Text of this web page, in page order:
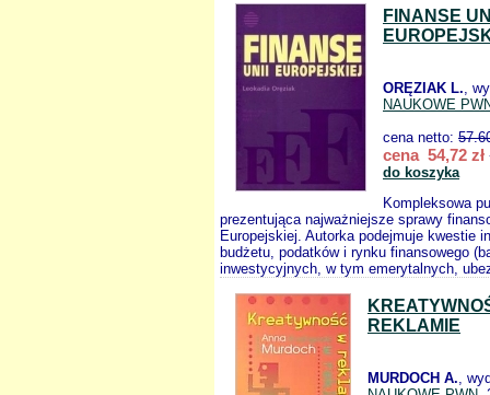
FINANSE
ORĘZIAK L.,
NAUKOWE
cena netto:
cena 54,72 zł
do koszyka
Kompleksowa
prezentująca najważniejsze sprawy
Europejskiej. Autorka podejmuje kwestie
budżetu, podatków i rynku finansowego
inwestycyjnych, w tym emerytalnych,
REKLAMIE
MURDOCH A.,